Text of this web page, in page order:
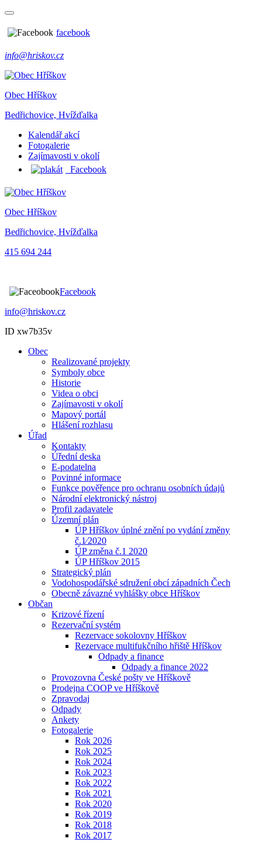
facebook
info@hriskov.cz
Obec Hříškov
Bedřichovice, Hvížďalka
Kalendář akcí
Fotogalerie
Zajímavosti v okolí
Facebook
Obec Hříškov
Bedřichovice, Hvížďalka
415 694 244
Facebook
info@hriskov.cz
ID xw7b35v
Obec
Realizované projekty
Symboly obce
Historie
Videa o obci
Zajímavosti v okolí
Mapový portál
Hlášení rozhlasu
Úřad
Kontakty
Úřední deska
E-podatelna
Povinné informace
Funkce pověřence pro ochranu osobních údajů
Národní elektronický nástroj
Profil zadavatele
Územní plán
ÚP Hříškov úplné znění po vydání změny
č.1⁄2020
ÚP změna č.1 2020
ÚP Hříškov 2015
Strategický plán
Vodohospodářské sdružení obcí západních Čech
Obecně závazné vyhlášky obce Hříškov
Občan
Krizové řízení
Rezervační systém
Rezervace sokolovny Hříškov
Rezervace multifukčního hřiště Hříškov
Odpady a finance
Odpady a finance 2022
Provozovna České pošty ve Hříškově
Prodejna COOP ve Hříškově
Zpravodaj
Odpady
Ankety
Fotogalerie
Rok 2026
Rok 2025
Rok 2024
Rok 2023
Rok 2022
Rok 2021
Rok 2020
Rok 2019
Rok 2018
Rok 2017